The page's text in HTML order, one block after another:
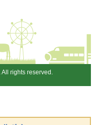
rights reserved.